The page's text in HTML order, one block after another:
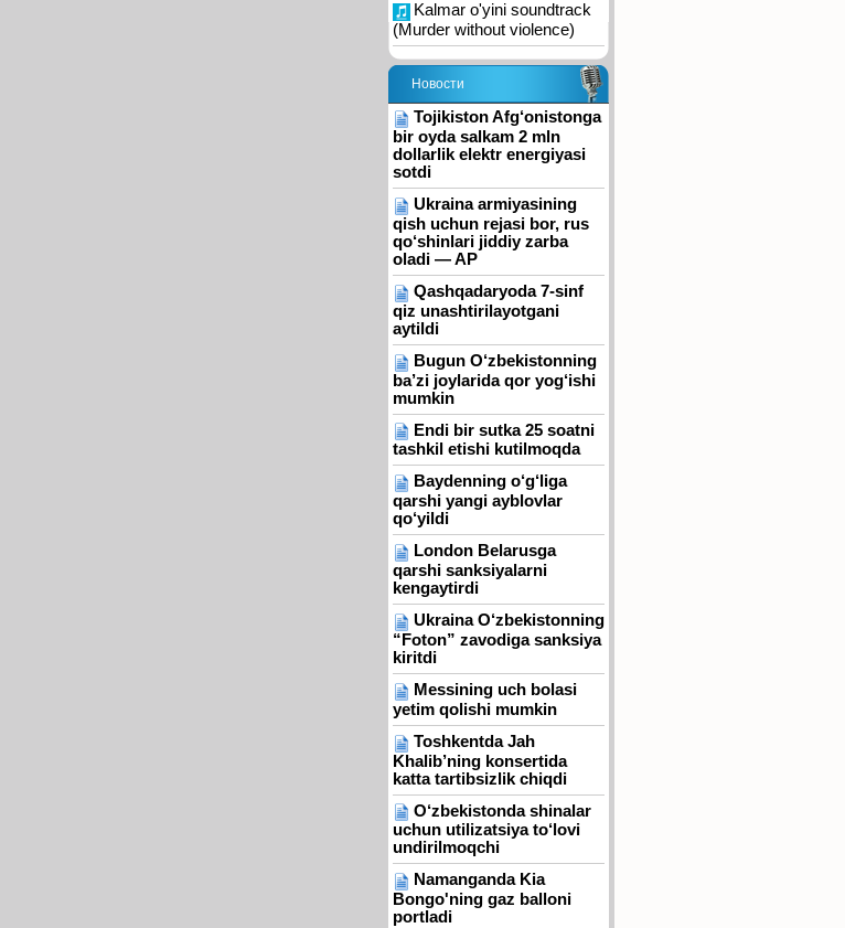
Kalmar o'yini soundtrack
(Murder without violence)
Новости
Tojikiston Afg‘onistonga
bir oyda salkam 2 mln
dollarlik elektr energiyasi
sotdi
Ukraina armiyasining
qish uchun rejasi bor, rus
qo‘shinlari jiddiy zarba
oladi — AP
Qashqadaryoda 7-sinf
qiz unashtirilayotgani
aytildi
Bugun O‘zbekistonning
ba’zi joylarida qor yog‘ishi
mumkin
Endi bir sutka 25 soatni
tashkil etishi kutilmoqda
Baydenning o‘g‘liga
qarshi yangi ayblovlar
qo‘yildi
London Belarusga
qarshi sanksiyalarni
kengaytirdi
Ukraina O‘zbekistonning
“Foton” zavodiga sanksiya
kiritdi
Messining uch bolasi
yetim qolishi mumkin
Toshkentda Jah
Khalib’ning konsertida
katta tartibsizlik chiqdi
O‘zbekistonda shinalar
uchun utilizatsiya to‘lovi
undirilmoqchi
Namanganda Kia
Bongo'ning gaz balloni
portladi